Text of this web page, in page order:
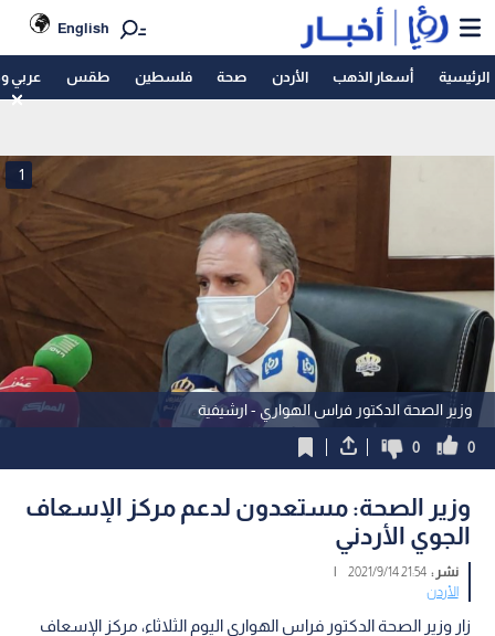
English
الرئيسية أسعار الذهب الأردن صحة فلسطين طقس عربي
وزير الصحة الدكتور فراس الهواري - ارشيفية
1
0
0
وزير الصحة: مستعدون لدعم مركز الإسعاف
الجوي الأردني
نشر :21:54 2021/9/14
|
الأردن
زار وزير الصحة الدكتور فراس الهواري اليوم الثلاثاء، مركز الإسعاف